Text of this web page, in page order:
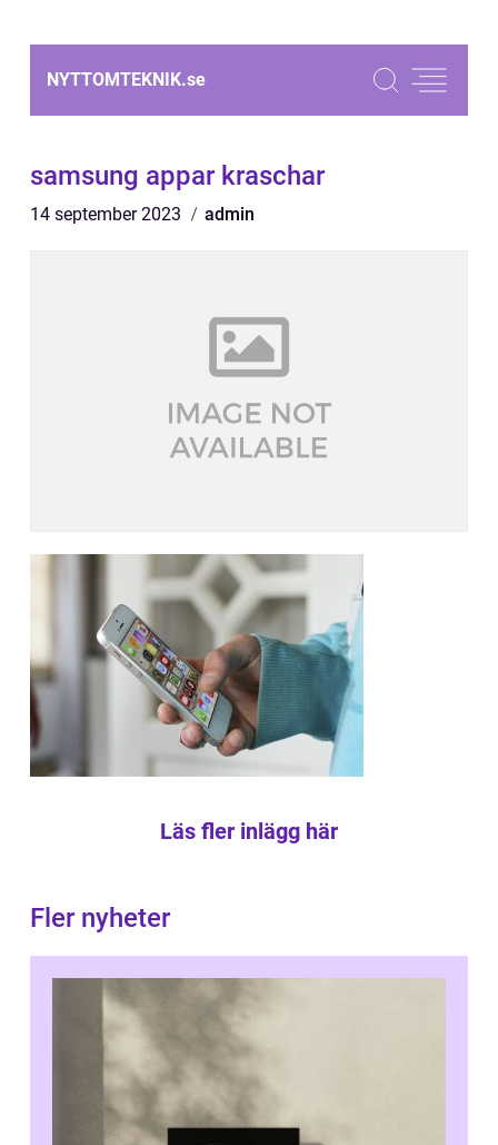
NYTTOMTEKNIK.se
samsung appar kraschar
14 september 2023 admin
Läs fler inlägg här
Fler nyheter